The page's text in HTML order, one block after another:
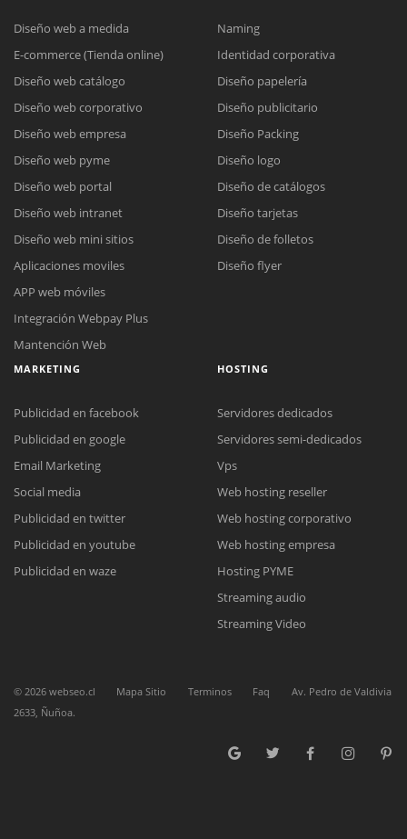
Reunión online
Nuestros ejecutivos le enviarán un correo electrónico con el enlace a
Meet para la reunión online.
Cotización
Complete el formulario y nos contactaremos a la brevedad.
Chat Online
para enviarnos un correo electrónico con sus datos personales.
Diseño web a medida
E-commerce (Tienda online)
Diseño web catálogo
Diseño web corporativo
Diseño web empresa
Diseño web pyme
Diseño web portal
Diseño web intranet
Diseño web mini sitios
Aplicaciones moviles
APP web móviles
Integración Webpay Plus
Mantención Web
Naming
Identidad corporativa
Diseño papelería
Diseño publicitario
Diseño Packing
Diseño logo
Diseño de catálogos
Diseño tarjetas
Diseño de folletos
Diseño flyer
MARKETING
Publicidad en facebook
Publicidad en google
Email Marketing
Social media
Publicidad en twitter
Publicidad en youtube
Publicidad en waze
HOSTING
Servidores dedicados
Servidores semi-dedicados
Vps
Web hosting reseller
Web hosting corporativo
Web hosting empresa
Hosting PYME
Streaming audio
Streaming Video
© 2026 webseo.cl Mapa Sitio Terminos Faq
Av. Pedro de Valdivia
2633, Ñuñoa.